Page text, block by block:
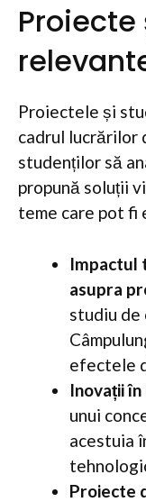
Proiectele și
cadrul lucrărilor
studenților să
propună soluții
teme care pot fi
Impactul
asupra
studiu de
efectele
Inovații
unui
acestuia
Proiecte